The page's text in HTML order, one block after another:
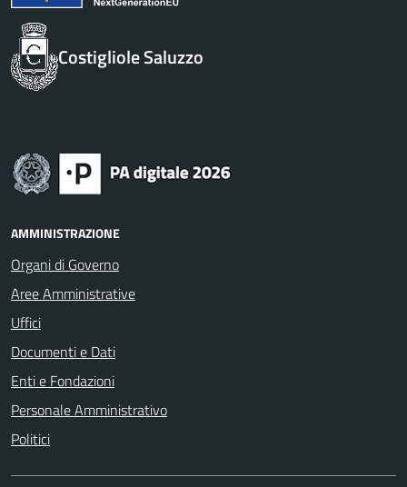
Costigliole Saluzzo
AMMINISTRAZIONE
Organi di Governo
Aree Amministrative
Uffici
Documenti e Dati
Enti e Fondazioni
Personale Amministrativo
Politici